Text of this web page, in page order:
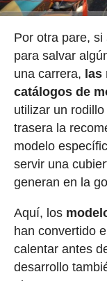
Por otra pare,
para salvar
una carrera, las
catálogos de
utilizar un
trasera la
modelo
servir una
generan en la
Aquí, los
han convertido
calentar antes
desarrollo